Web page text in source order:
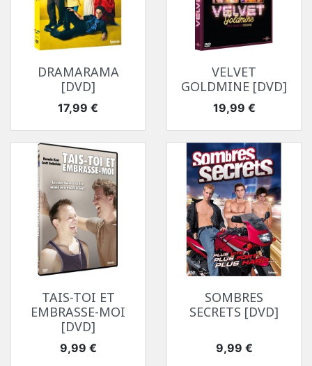
DRAMARAMA
[DVD]
Prix
17,99 €
VELVET
GOLDMINE [DVD]
Prix
19,99 €
TAIS-TOI ET
EMBRASSE-MOI
[DVD]
Prix
9,99 €
SOMBRES
SECRETS [DVD]
Prix
9,99 €